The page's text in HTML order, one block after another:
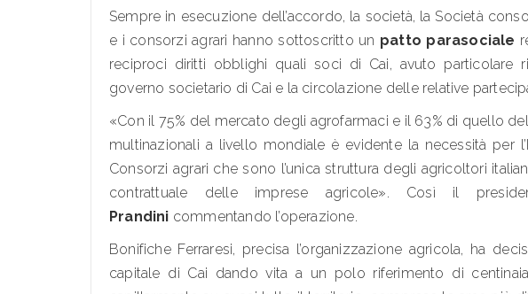
Sempre in esecuzione dell’accordo, la società, la Società
e i consorzi agrari hanno sottoscritto un patto parasociale
reciproci diritti obblighi quali soci di Cai, avuto particolare
governo societario di Cai e la circolazione delle relative
«Con il 75% del mercato degli agrofarmaci e il 63% di quello
multinazionali a livello mondiale è evidente la necessità per
Consorzi agrari che sono l’unica struttura degli agricoltori
contrattuale delle imprese agricole». Così il
Prandini commentando l’operazione.
Bonifiche Ferraresi, precisa l’organizzazione agricola, ha
capitale di Cai dando vita a un polo riferimento di